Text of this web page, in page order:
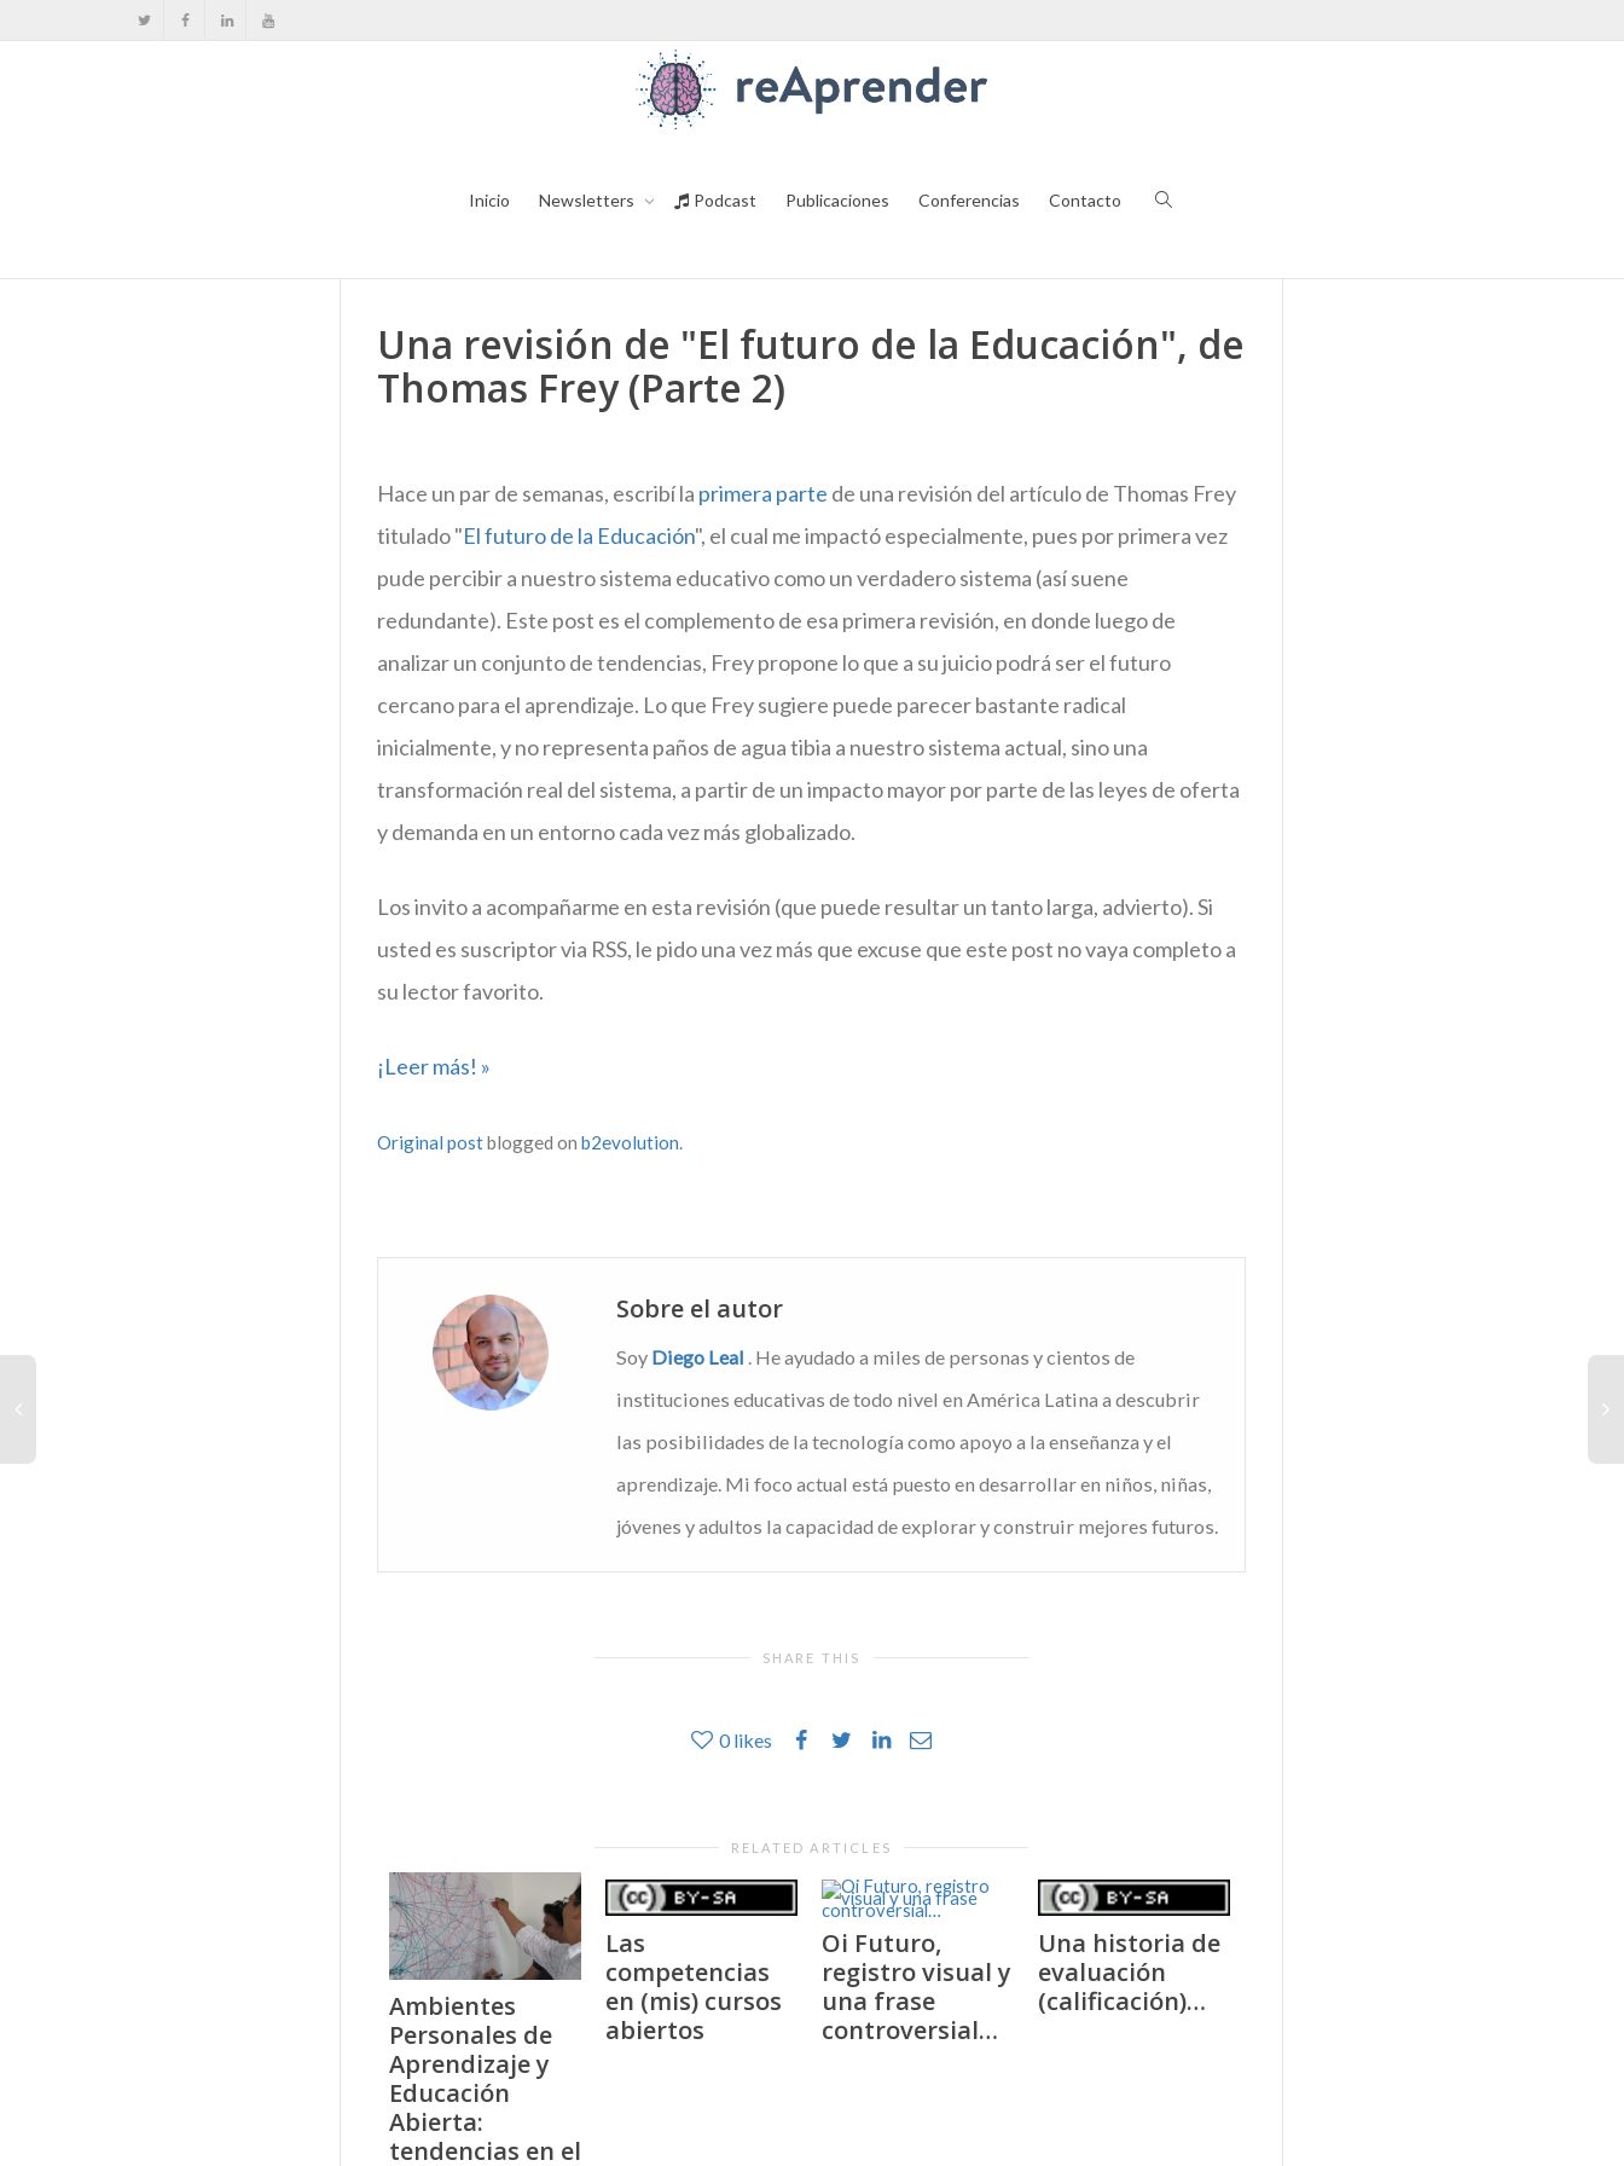
Inicio Newsletters Podcast Publicaciones Conferencias Contacto
Una revisión de "El futuro de la Educación", de
Thomas Frey (Parte 2)
Hace un par de semanas, escribí la primera parte de una revisión del artículo de Thomas Frey
titulado "El futuro de la Educación", el cual me impactó especialmente, pues por primera vez
pude percibir a nuestro sistema educativo como un verdadero sistema (así suene
redundante). Este post es el complemento de esa primera revisión, en donde luego de
analizar un conjunto de tendencias, Frey propone lo que a su juicio podrá ser el futuro
cercano para el aprendizaje. Lo que Frey sugiere puede parecer bastante radical
inicialmente, y no representa paños de agua tibia a nuestro sistema actual, sino una
transformación real del sistema, a partir de un impacto mayor por parte de las leyes de oferta
y demanda en un entorno cada vez más globalizado.
Los invito a acompañarme en esta revisión (que puede resultar un tanto larga, advierto). Si
usted es suscriptor via RSS, le pido una vez más que excuse que este post no vaya completo a
su lector favorito.
¡Leer más! »
Original postblogged on b2evolution.
Sobre el autor
Soy Diego Leal . He ayudado a miles de personas y cientos de
instituciones educativas de todo nivel en América Latina a descubrir
las posibilidades de la tecnología como apoyo a la enseñanza y el
aprendizaje. Mi foco actual está puesto en desarrollar en niños, niñas,
jóvenes y adultos la capacidad de explorar y construir mejores futuros.
SHARE THIS
0 likes
RELATED ARTICLES
Ambientes
Personales de
Aprendizaje y
Educación
Abierta:
tendencias en el
Las
competencias
en (mis) cursos
abiertos
Oi Futuro,
registro visual y
una frase
controversial…
Una historia de
evaluación
(calificación)…